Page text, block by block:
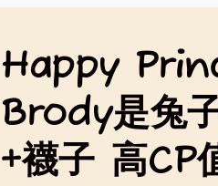
Happy
Brody是兔
+襪子 高CP